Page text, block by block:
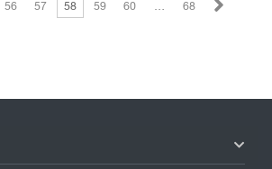
56 57 58 59 60 … 68